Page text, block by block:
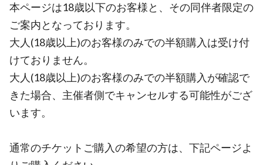
本ページは18歳以下のお客様と、その同伴者限定の
ご案内となっております。
大人(18歳以上)のお客様のみでの半額購入は受け付
けておりません。
大人(18歳以上)のお客様のみでの半額購入が確認で
きた場合、主催者側でキャンセルする可能性がござ
います。
通常のチケットご購入の希望の方は、下記ページよ